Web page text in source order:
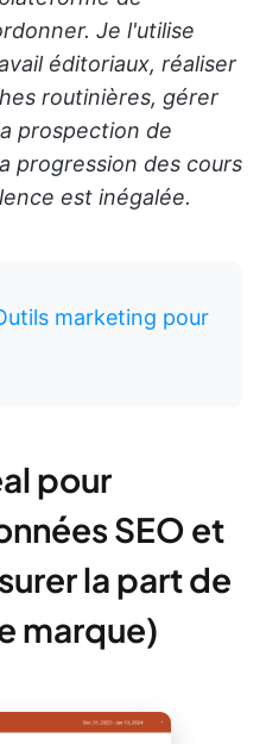
Je l'utilise
éditoriaux, réaliser
routinières, gérer
prospection de
progression des cours
est inégalée.
marketing pour
pour
SEO et
la part de
marque)